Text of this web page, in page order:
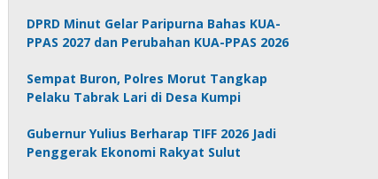
DPRD Minut Gelar Paripurna Bahas KUA-
PPAS 2027 dan Perubahan KUA-PPAS 2026
Sempat Buron, Polres Morut Tangkap
Pelaku Tabrak Lari di Desa Kumpi
Gubernur Yulius Berharap TIFF 2026 Jadi
Penggerak Ekonomi Rakyat Sulut